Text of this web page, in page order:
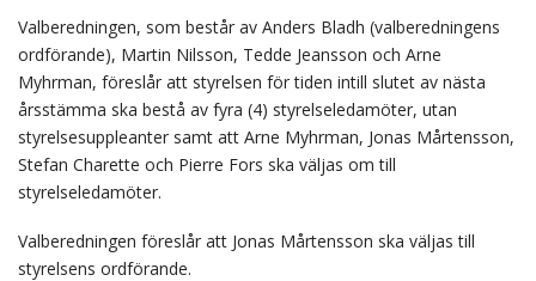
Valberedningen, som består av Anders Bladh (valberedningens
ordförande), Martin Nilsson, Tedde Jeansson och Arne
Myhrman, föreslår att styrelsen för tiden intill slutet av nästa
årsstämma ska bestå av fyra (4) styrelseledamöter, utan
styrelsesuppleanter samt att Arne Myhrman, Jonas Mårtensson,
Stefan Charette och Pierre Fors ska väljas om till
styrelseledamöter.
Valberedningen föreslår att Jonas Mårtensson ska väljas till
styrelsens ordförande.